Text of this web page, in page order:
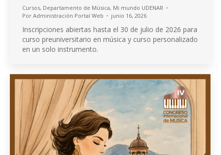
Cursos, Departamento de Música, Mi mundo UDENAR
Por Administración Portal Web junio 16, 2026
Inscripciones abiertas hasta el 30 de julio de 2026 para
curso preuniversitario en música y curso personalizado
en un solo instrumento.